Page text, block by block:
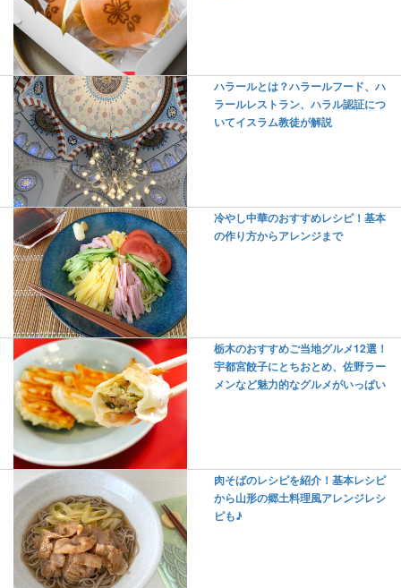
ハラールとは？ハラールフード、ハ
ラールレストラン、ハラル認証につ
いてイスラム教徒が解説
冷やし中華のおすすめレシピ！基本
の作り方からアレンジまで
栃木のおすすめご当地グルメ12選！
宇都宮餃子にとちおとめ、佐野ラー
メンなど魅力的なグルメがいっぱい
肉そばのレシピを紹介！基本レシピ
から山形の郷土料理風アレンジレシ
ピも♪